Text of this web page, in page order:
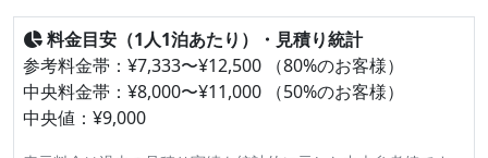
料金目安（1人1泊あたり）・見積り統計
参考料金帯：¥7,333〜¥12,500 （80%のお客様）
中央料金帯：¥8,000〜¥11,000 （50%のお客様）
中央値：¥9,000